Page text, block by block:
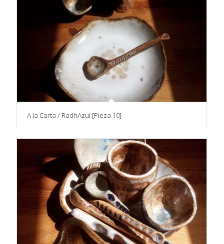
A la Carta / RadhAzul [Pieza 10]